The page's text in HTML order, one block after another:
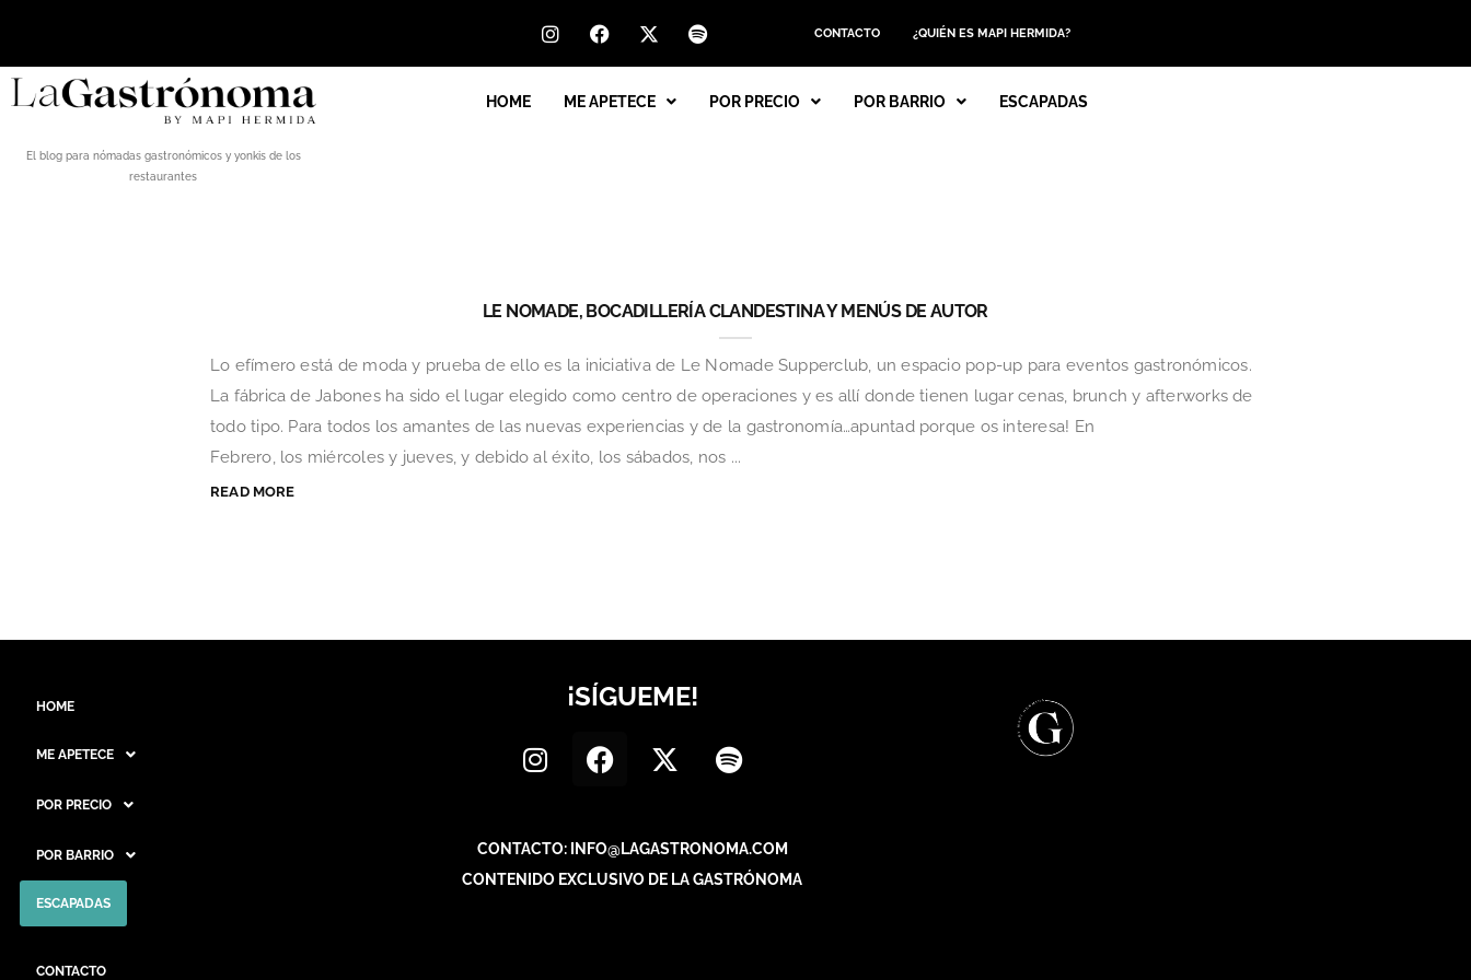
CONTACTO ¿QUIÉN ES MAPI HERMIDA?
El blog para nómadas gastronómicos y yonkis de los
restaurantes
HOME ME APETECE POR PRECIO POR BARRIO ESCAPADAS
LE NOMADE, BOCADILLERÍA CLANDESTINA Y MENÚS DE AUTOR
Lo efímero está de moda y prueba de ello es la iniciativa de Le Nomade Supperclub, un espacio pop-up para eventos gastronómicos.
La fábrica de Jabones ha sido el lugar elegido como centro de operaciones y es allí donde tienen lugar cenas, brunch y afterworks de
todo tipo. Para todos los amantes de las nuevas experiencias y de la gastronomía…apuntad porque os interesa! En
Febrero, los miércoles y jueves, y debido al éxito, los sábados, nos ...
READ MORE
HOME
ME APETECE
POR PRECIO
POR BARRIO
ESCAPADAS
CONTACTO
¡SÍGUEME!
CONTACTO: INFO@LAGASTRONOMA.COM
CONTENIDO EXCLUSIVO DE LA GASTRÓNOMA